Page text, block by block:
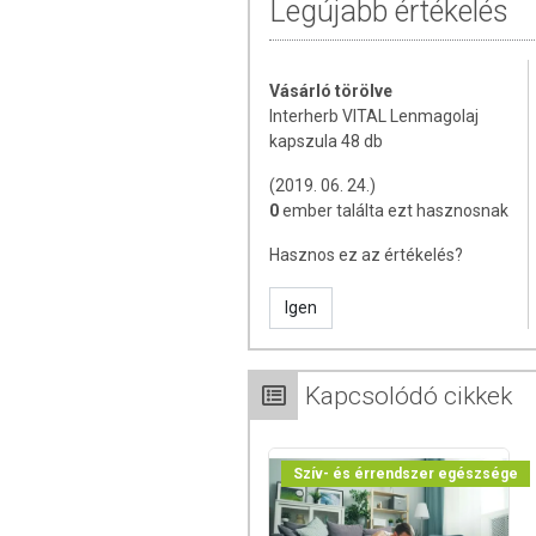
Napi egészségmegőrzés
Természetes eredetű, koncentrált
kiválasztott és ellenőrzött összetevői
mindennapokban.
HASZNÁLATI ÚTMUTATÓ
ÖSSZETÉTEL
Összetevők: lenmagolaj (1000 mg/
A napi adag (2 db kapszula) tartalmaz:
ebből: Linolsav 350 mg
Alfa-linolénsav (ALA): 1000 mg
TOVÁBBI INFORMÁCIÓK
Legújabb értékelés
Vásárló törölve
Interherb VITAL Lenmagolaj
kapszula 48 db
(2019. 06. 24.)
0ember találta ezt hasznosnak
Hasznos ez az értékelés?
Igen
Kapcsolódó cikkek
Szív- és érrendszer egészsége